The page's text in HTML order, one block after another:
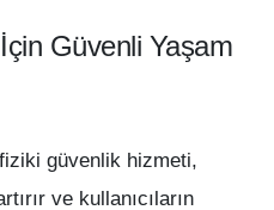
Güvenli Yaşam
güvenlik hizmeti,
ve kullanıcıların